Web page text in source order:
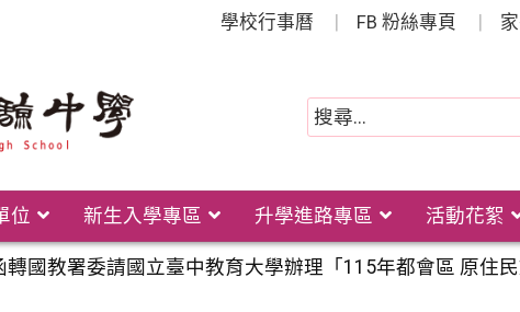
學校行事曆 FB 粉絲專頁
位 新生入學專區 升學進路專區 活動花絮
轉國教署委請國立臺中教育大學辦理「115年都會區 原住